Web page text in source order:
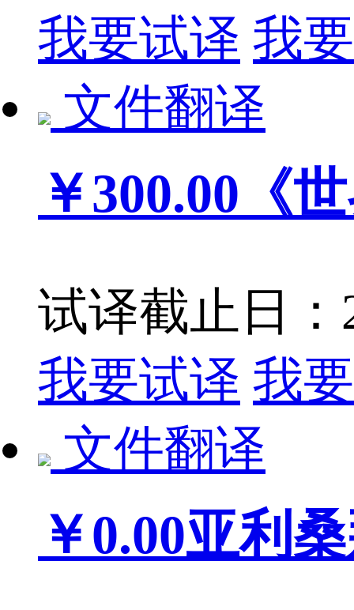
我要试译 我
文件翻译
￥300.00 《
试译截止日：
我要试译 我
文件翻译
￥0.00亚利